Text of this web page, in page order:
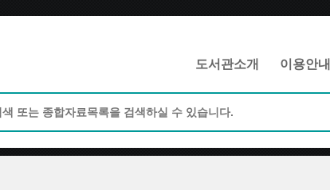
도서관소개 이용안내